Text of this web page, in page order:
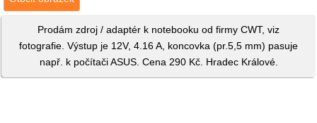
Prodám zdroj / adaptér k notebooku od firmy CWT, viz
fotografie. Výstup je 12V, 4.16 A, koncovka (pr.5,5 mm) pasuje
např. k počítači ASUS. Cena 290 Kč. Hradec Králové.